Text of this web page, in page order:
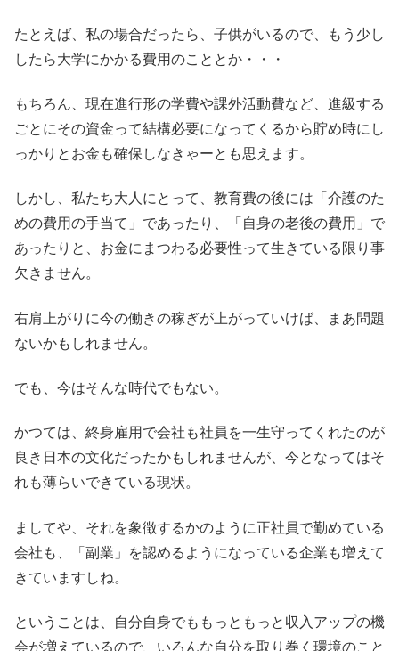
たとえば、私の場合だったら、子供がいるので、もう少し
したら大学にかかる費用のこととか・・・
もちろん、現在進行形の学費や課外活動費など、進級する
ごとにその資金って結構必要になってくるから貯め時にし
っかりとお金も確保しなきゃーとも思えます。
しかし、私たち大人にとって、教育費の後には「介護のた
めの費用の手当て」であったり、「自身の老後の費用」で
あったりと、お金にまつわる必要性って生きている限り事
欠きません。
右肩上がりに今の働きの稼ぎが上がっていけば、まあ問題
ないかもしれません。
でも、今はそんな時代でもない。
かつては、終身雇用で会社も社員を一生守ってくれたのが
良き日本の文化だったかもしれませんが、今となってはそ
れも薄らいできている現状。
ましてや、それを象徴するかのように正社員で勤めている
会社も、「副業」を認めるようになっている企業も増えて
きていますしね。
ということは、自分自身でももっともっと収入アップの機
会が増えているので、いろんな自分を取り巻く環境のこと